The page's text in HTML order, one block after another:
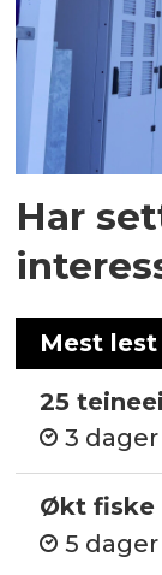
Har
Mest lest
25
3
Økt fiske
5